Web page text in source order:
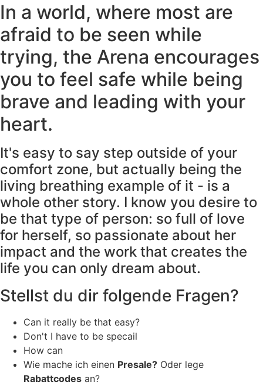
In a world, where most are
afraid to be seen while
trying, the Arena encourages
you to feel safe while being
brave and leading with your
heart.
It's easy to say step outside of your
comfort zone, but actually being the
living breathing example of it - is a
whole other story. I know you desire to
be that type of person: so full of love
for herself, so passionate about her
impact and the work that creates the
life you can only dream about.
Stellst du dir folgende Fragen?
Can it really be that easy?
Don't I have to be specail
How can
Wie mache ich einen Presale? Oder lege
Rabattcodes an?